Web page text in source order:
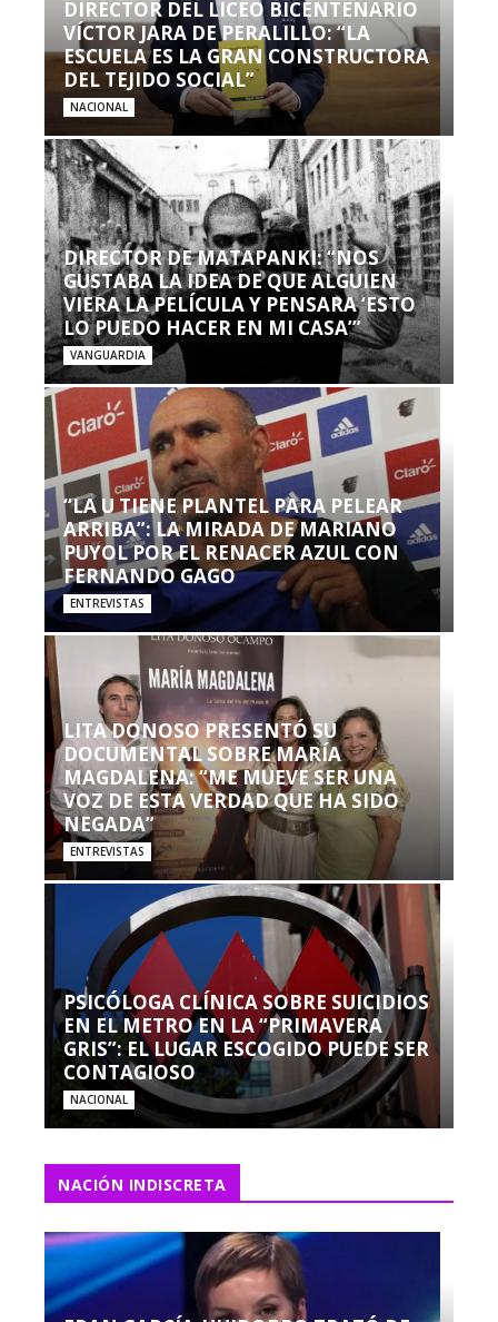
DIRECTOR DEL LICEO BICENTENARIO
VÍCTOR JARA DE PERALILLO: “LA
ESCUELA ES LA GRAN CONSTRUCTORA
DEL TEJIDO SOCIAL”
NACIONAL
DIRECTOR DE MATAPANKI: “NOS
GUSTABA LA IDEA DE QUE ALGUIEN
VIERA LA PELÍCULA Y PENSARA ‘ESTO
LO PUEDO HACER EN MI CASA’”
VANGUARDIA
“LA U TIENE PLANTEL PARA PELEAR
ARRIBA”: LA MIRADA DE MARIANO
PUYOL POR EL RENACER AZUL CON
FERNANDO GAGO
ENTREVISTAS
LITA DONOSO PRESENTÓ SU
DOCUMENTAL SOBRE MARÍA
MAGDALENA: “ME MUEVE SER UNA
VOZ DE ESTA VERDAD QUE HA SIDO
NEGADA”
ENTREVISTAS
PSICÓLOGA CLÍNICA SOBRE SUICIDIOS
EN EL METRO EN LA “PRIMAVERA
GRIS”: EL LUGAR ESCOGIDO PUEDE SER
CONTAGIOSO
NACIONAL
NACIÓN INDISCRETA